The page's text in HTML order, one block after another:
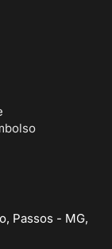
Passos - MG,